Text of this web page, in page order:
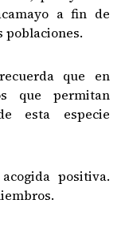
a fin de
poblaciones.
que en
que permitan
esta especie
positiva.